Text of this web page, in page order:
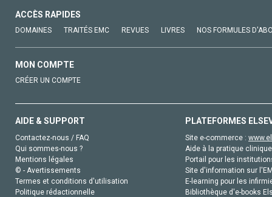
ACCÈS RAPIDES
DOMAINES TRAITÉS EMC REVUES LIVRES NOS FORMULES
MON COMPTE
CRÉER UN COMPTE
AIDE & SUPPORT
Contactez-nous / FAQ
Qui sommes-nous ?
Mentions légales
© - Avertissements
Termes et conditions d'utilisation
Politique rédactionnelle
PLATEFORMES
Site e-commerce :
Aide à la pratique
Portail pour les
Site d'information sur
E-learning pour les
Bibliothèque d'e-books